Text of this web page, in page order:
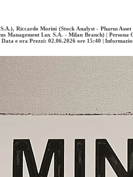
Riccardo Morini (Stock Analyst - Pharus
Lux S.A. - Milan Branch) |
e ora Prezzi: 02.06.2026 ore 15:40 |